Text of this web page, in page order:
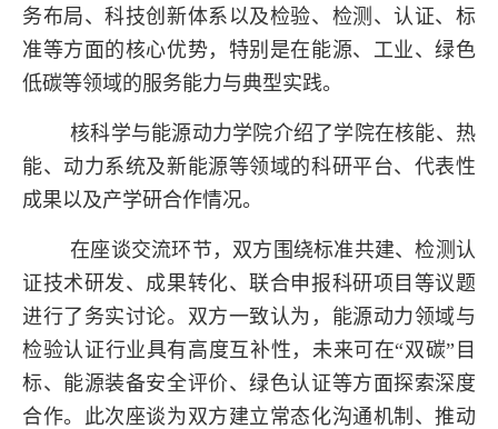
务布局、科技创新体系以及检验、检测、认证、标
准等方面的核心优势，特别是在能源、工业、绿色
低碳等领域的服务能力与典型实践。
核科学与能源动力学院介绍了学院在核能、热
能、动力系统及新能源等领域的科研平台、代表性
成果以及产学研合作情况。
在座谈交流环节，双方围绕标准共建、检测认
证技术研发、成果转化、联合申报科研项目等议题
进行了务实讨论。双方一致认为，能源动力领域与
检验认证行业具有高度互补性，未来可在“双碳”目
标、能源装备安全评价、绿色认证等方面探索深度
合作。此次座谈为双方建立常态化沟通机制、推动